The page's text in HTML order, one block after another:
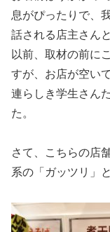
息がぴったりで、
話される店主さん
以前、取材の前に
すが、お店が空い
連らしき学生さん
た。
さて、こちらの店
系の「ガッツリ」